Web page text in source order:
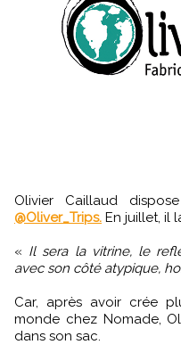
Olivier Caillaud
@Oliver_Trips. En juillet, il
« Il sera la vitrine, le
avec son côté atypique,
Car, après avoir crée
monde chez Nomade,
dans son sac.